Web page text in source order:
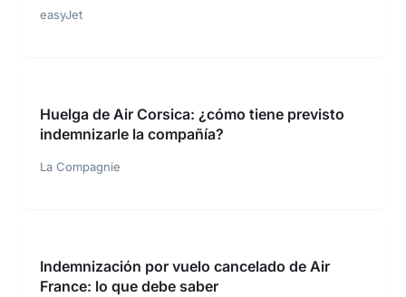
easyJet
Huelga de Air Corsica: ¿cómo tiene previsto
indemnizarle la compañía?
La Compagnie
Indemnización por vuelo cancelado de Air
France: lo que debe saber